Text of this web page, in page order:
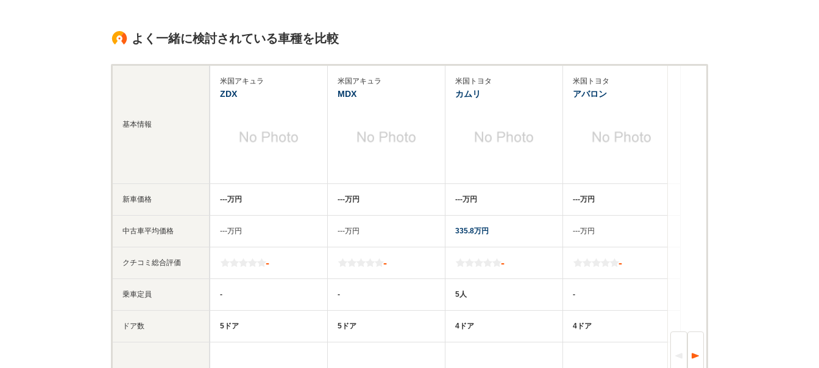
よく一緒に検討されている車種を比較
基本情報
新車価格
中古車平均価格
クチコミ総合評価
乗車定員
ドア数
米国アキュラ
ZDX
‐‐‐万円
‐‐‐万円
-
-
5ドア
米国アキュラ
MDX
‐‐‐万円
‐‐‐万円
-
-
5ドア
米国トヨタ
カムリ
‐‐‐万円
335.8万円
-
5人
4ドア
米国トヨタ
アバロン
‐‐‐万円
‐‐‐万円
-
-
4ドア